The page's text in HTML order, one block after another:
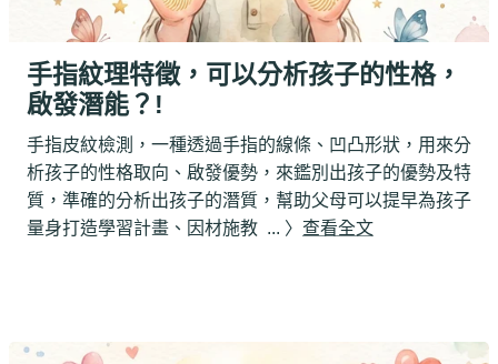
手指紋理特徵，可以分析孩子的性格，
啟發潛能？!
手指皮紋檢測，一種透過手指的線條、凹凸形狀，用來分
析孩子的性格取向、啟發優勢，來鑑別出孩子的優勢及特
質，準確的分析出孩子的潛質，幫助父母可以提早為孩子
量身打造學習計畫、因材施教 ... 〉 查看全文